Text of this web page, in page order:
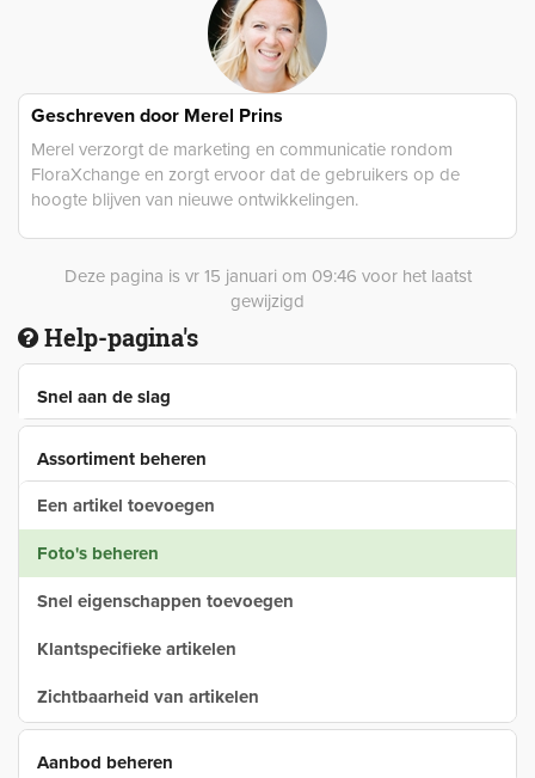
Geschreven door Merel Prins
Merel verzorgt de marketing en communicatie rondom
FloraXchange en zorgt ervoor dat de gebruikers op de
hoogte blijven van nieuwe ontwikkelingen.
Deze pagina is vr 15 januari om 09:46 voor het laatst
gewijzigd
Help-pagina's
Snel aan de slag
Assortiment beheren
Een artikel toevoegen
Foto's beheren
Snel eigenschappen toevoegen
Klantspecifieke artikelen
Zichtbaarheid van artikelen
Aanbod beheren